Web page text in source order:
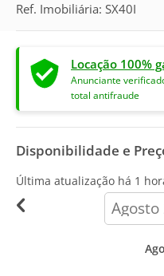
Ref. Imobiliária: SX40I
Locação 100%
Anunciante
total antifraude
Disponibilidade e
Última atualização há 1
calendar-
month